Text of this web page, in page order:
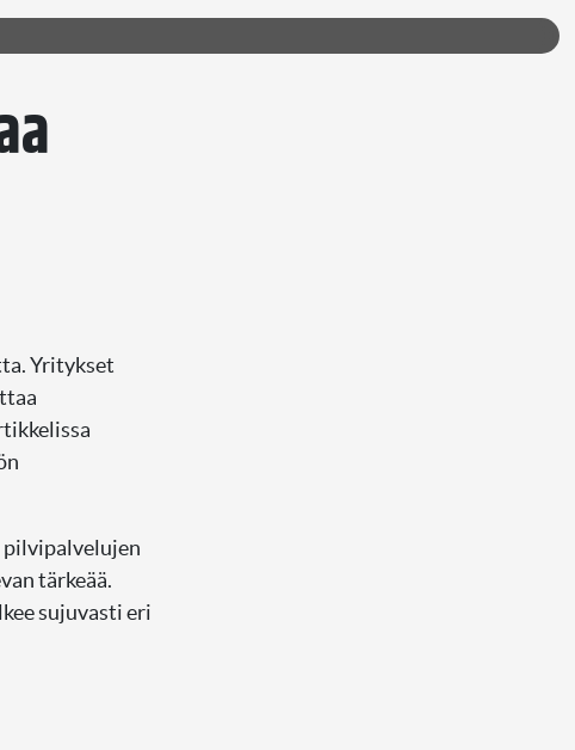
Yritykset
pilvipalvelujen
tärkeää.
sujuvasti eri